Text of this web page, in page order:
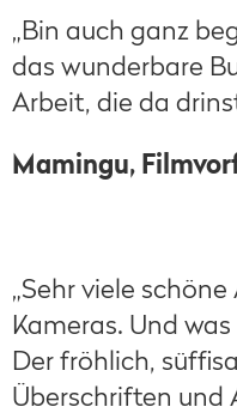
„Bin auch ganz
das wunderbare
Arbeit, die da
Mamingu,
„Sehr viele
Kameras. Und
Der fröhlich,
Überschriften und